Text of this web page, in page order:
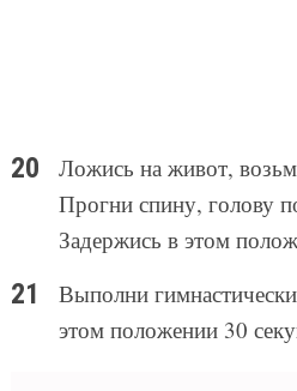
Ложись на живот,
Прогни спину, голову
Задержись в этом
Выполни
этом положении 30